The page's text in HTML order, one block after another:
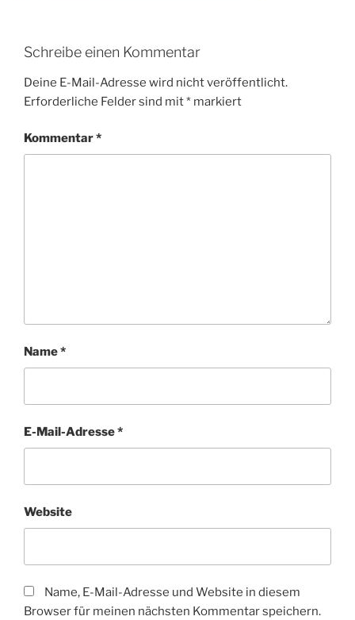
Schreibe einen Kommentar
Deine E-Mail-Adresse wird nicht veröffentlicht.
Erforderliche Felder sind mit* markiert
Kommentar*
Name*
E-Mail-Adresse*
Website
Name, E-Mail-Adresse und Website in diesem
Browser für meinen nächsten Kommentar speichern.